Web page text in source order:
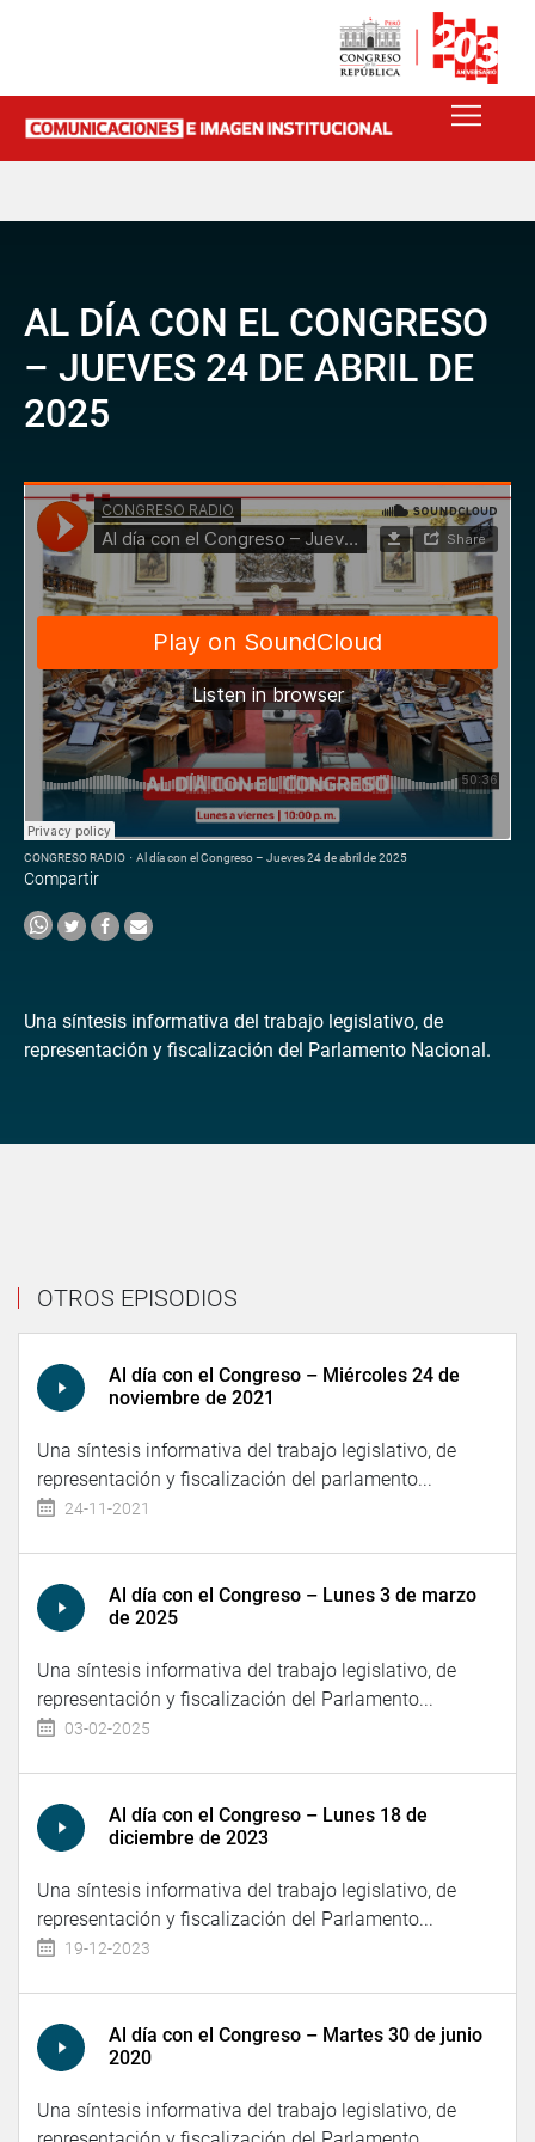
AL DÍA CON EL CONGRESO
– JUEVES 24 DE ABRIL DE
2025
CONGRESO RADIO · Al día con el Congreso – Jueves 24 de abril de 2025
Compartir
Una síntesis informativa del trabajo legislativo, de
representación y fiscalización del Parlamento Nacional.
OTROS EPISODIOS
Al día con el Congreso – Miércoles 24 de
noviembre de 2021
Una síntesis informativa del trabajo legislativo, de
representación y fiscalización del parlamento...
24-11-2021
Al día con el Congreso – Lunes 3 de marzo
de 2025
Una síntesis informativa del trabajo legislativo, de
representación y fiscalización del Parlamento...
03-02-2025
Al día con el Congreso – Lunes 18 de
diciembre de 2023
Una síntesis informativa del trabajo legislativo, de
representación y fiscalización del Parlamento...
19-12-2023
Al día con el Congreso – Martes 30 de junio
2020
Una síntesis informativa del trabajo legislativo, de